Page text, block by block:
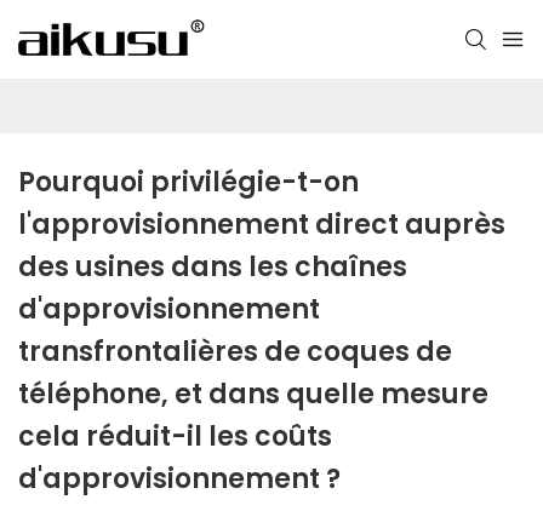
Pourquoi privilégie-t-on
l'approvisionnement direct auprès
des usines dans les chaînes
d'approvisionnement
transfrontalières de coques de
téléphone, et dans quelle mesure
cela réduit-il les coûts
d'approvisionnement ?